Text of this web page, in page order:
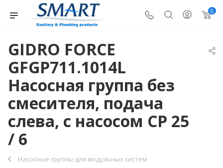
0
GIDRO FORCE
GFGP711.1014L
Насосная группа без
смесителя, подача
слева, с насосом CP 25
/ 6
Насосные группы для модульных систем